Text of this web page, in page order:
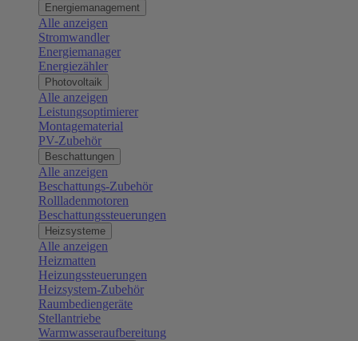
Energiemanagement
Alle anzeigen
Stromwandler
Energiemanager
Energiezähler
Photovoltaik
Alle anzeigen
Leistungsoptimierer
Montagematerial
PV-Zubehör
Beschattungen
Alle anzeigen
Beschattungs-Zubehör
Rollladenmotoren
Beschattungssteuerungen
Heizsysteme
Alle anzeigen
Heizmatten
Heizungssteuerungen
Heizsystem-Zubehör
Raumbediengeräte
Stellantriebe
Warmwasseraufbereitung